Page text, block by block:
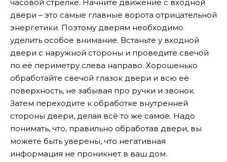
часовой стрелке. Начните движение с входной
двери – это самые главные ворота отрицательной
энергетики. Поэтому дверям необходимо
уделить особое внимание. Встаньте у входной
двери с наружной стороны и проведите свечой
по её периметру слева направо. Хорошенько
обработайте свечой глазок двери и всю её
поверхность, не забывая про ручки и звонок.
Затем переходите к обработке внутренней
стороны двери, делая всё то же самое. Надо
понимать, что, правильно обработав двери, вы
можете быть уверены, что негативная
информация не проникнет в ваш дом.